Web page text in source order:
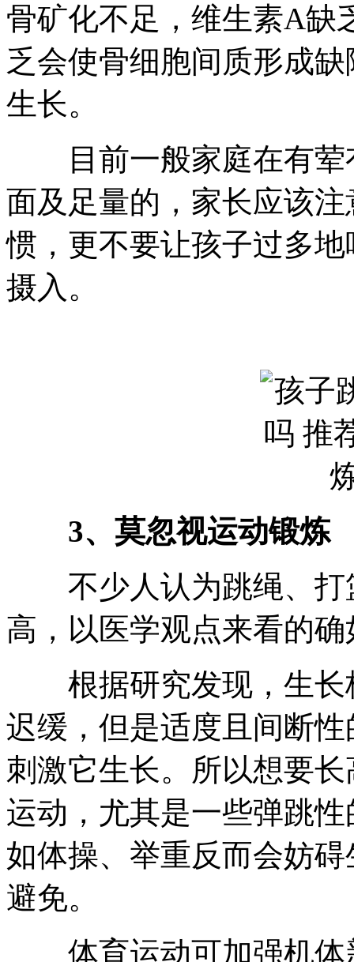
骨矿化不足，维生素A缺
乏会使骨细胞间质形成
生长。
目前一般家庭在有荤
面及足量的，家长应该
惯，更不要让孩子过多
摄入。
3、莫忽视运动锻炼
不少人认为跳绳、打
高，以医学观点来看的确
根据研究发现，生长
迟缓，但是适度且间断
刺激它生长。所以想要
运动，尤其是一些弹跳
如体操、举重反而会妨
避免。
体育运动可加强机体